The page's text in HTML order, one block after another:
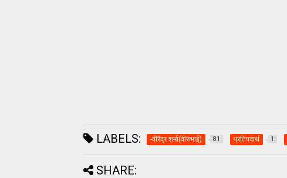
LABELS: -वीरेंद्र शर्मा(वीरुभाई) 81 प्रतिपदार्थ 1
SHARE: